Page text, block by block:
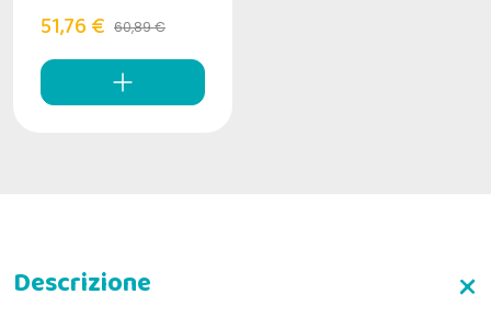
51,76 € 60,89 €